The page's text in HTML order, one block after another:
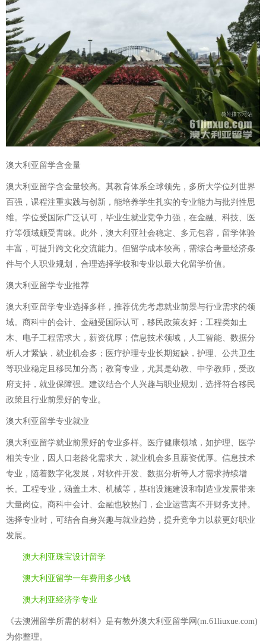
澳大利亚留学含金量
澳大利亚留学含金量较高。其教育体系全球领先，多所大学位列世界
百强，课程注重实践与创新，能培养学生扎实的专业能力与批判性思
维。学位受国际广泛认可，毕业生就业竞争力强，在金融、科技、医
疗等领域颇受青睐。此外，澳大利亚社会稳定、多元包容，留学体验
丰富，可提升跨文化交流能力。但留学成本较高，需综合考量经济条
件与个人职业规划，合理选择学校和专业以最大化留学价值。
澳大利亚留学专业推荐
澳大利亚留学专业选择多样，推荐优先考虑就业前景与行业需求的领
域。商科中的会计、金融受国际认可，移民政策友好；工程类如土
木、电子工程需求大，薪资优厚；信息技术领域，人工智能、数据分
析人才紧缺，就业机会多；医疗护理专业长期短缺，护理、公共卫生
等职业稳定且移民加分高；教育专业，尤其是幼教、中学教师，受政
府支持，就业保障强。建议结合个人兴趣与职业规划，选择符合移民
政策且行业前景好的专业。
澳大利亚留学专业就业
澳大利亚留学就业前景好的专业多样。医疗健康领域，如护理、医学
相关专业，因人口老龄化需求大，就业机会多且薪资优厚。信息技术
专业，随着数字化发展，对软件开发、数据分析等人才需求持续增
长。工程专业，涵盖土木、机械等，基础设施建设和制造业发展带来
大量岗位。商科中会计、金融也较热门，企业运营离不开财务支持。
选择专业时，可结合自身兴趣与就业趋势，提升竞争力以获更好职业
发展。
澳大利亚珠宝设计留学
澳大利亚留学一年费用多少钱
澳大利亚经济学专业
《去澳洲留学所需的材料》是有教外澳大利亚留学网(m.61liuxue.com)
为你整理。